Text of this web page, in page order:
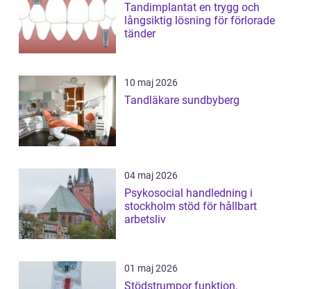
Tandimplantat en trygg och
långsiktig lösning för förlorade
tänder
10 maj 2026
Tandläkare sundbyberg
04 maj 2026
Psykosocial handledning i
stockholm stöd för hållbart
arbetsliv
01 maj 2026
Stödstrumpor funktion,